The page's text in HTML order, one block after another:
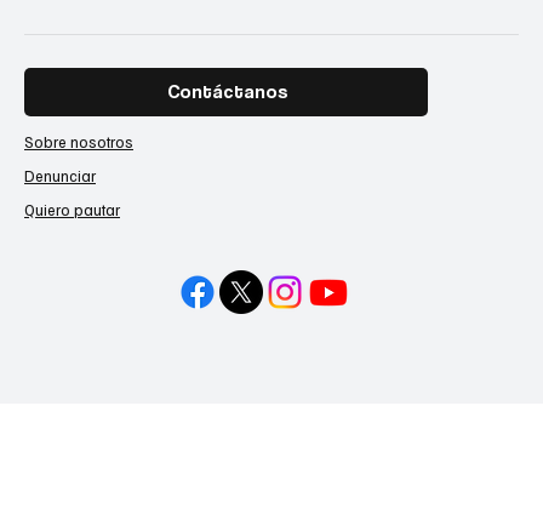
Contáctanos
Sobre nosotros
Denunciar
Quiero pautar